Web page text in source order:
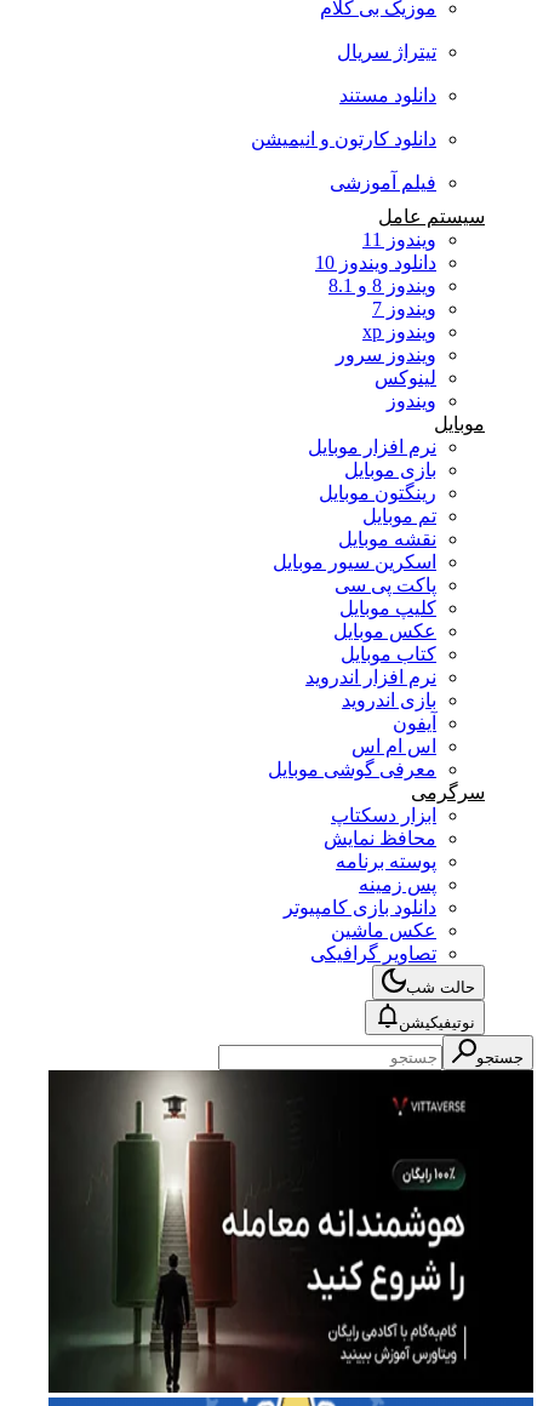
موزیک بی کلام
تیتراژ سریال
دانلود مستند
دانلود کارتون و انیمیشن
فیلم آموزشی
سیستم عامل
ویندوز 11
دانلود ویندوز 10
ویندوز 8 و 8.1
ویندوز 7
ویندوز xp
ویندوز سرور
لینوکس
ویندوز
موبایل
نرم افزار موبایل
بازی موبایل
رینگتون موبایل
تم موبایل
نقشه موبایل
اسکرین سیور موبایل
پاکت پی سی
کلیپ موبایل
عکس موبایل
کتاب موبایل
نرم افزار اندروید
بازی اندروید
آیفون
اس ام اس
معرفی گوشی موبایل
سرگرمی
ابزار دسکتاپ
محافظ نمایش
پوسته برنامه
پس زمینه
دانلود بازی کامپیوتر
عکس ماشین
تصاویر گرافیکی
حالت شب
نوتیفیکیشن
جستجو